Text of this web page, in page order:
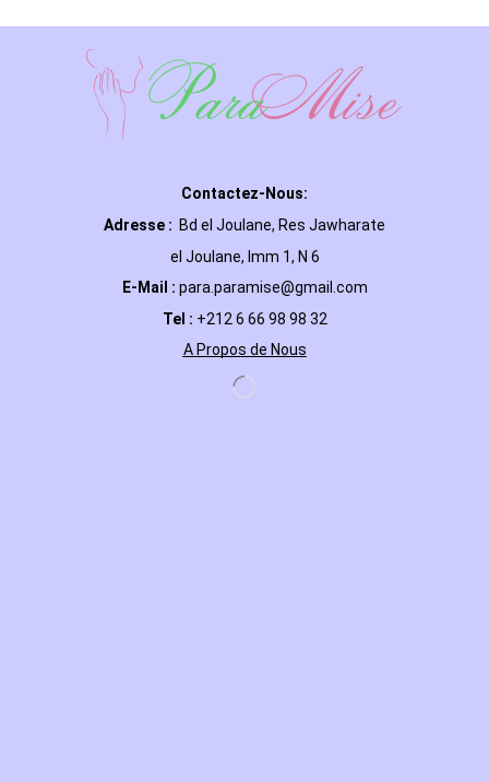
Contactez-Nous:
Adresse : Bd el Joulane, Res Jawharate
el Joulane, Imm 1, N 6
E-Mail : para.paramise@gmail.com
Tel : +212 6 66 98 98 32
A Propos de Nous